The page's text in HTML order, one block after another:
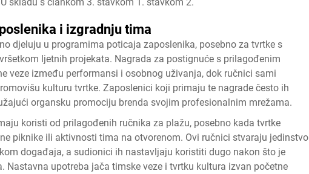
i izgradnju tima
djeluju u programima poticaja zaposlenika, posebno za tvrtke s
ljetnih projekata. Nagrada za postignuće s prilagođenim
veze između performansi i osobnog uživanja, dok ručnici sami
kulturu tvrtke. Zaposlenici koji primaju te nagrade često ih
organsku promociju brenda svojim profesionalnim mrežama.
koristi od prilagođenih ručnika za plažu, posebno kada tvrtke
piknike ili aktivnosti tima na otvorenom. Ovi ručnici stvaraju jedinstvo
događaja, a sudionici ih nastavljaju koristiti dugo nakon što je
Nastavna upotreba jača timske veze i tvrtku kultura izvan početne